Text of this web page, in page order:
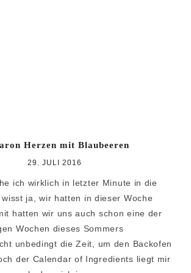
Herzen mit Blaubeeren
29. JULI 2016
ich wirklich in letzter Minute in die
ja, wir hatten in dieser Woche
hatten wir uns auch schon eine der
Wochen dieses Sommers
unbedingt die Zeit, um den Backofen
der Calendar of Ingredients liegt mir